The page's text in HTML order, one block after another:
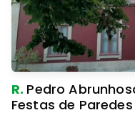
R. Pedro
Festas de